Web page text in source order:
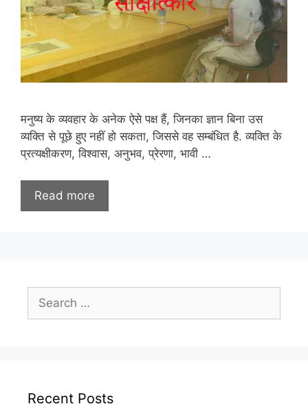
मनुष्य के व्यवहार के अनेक ऐसे पक्ष हैं, जिनका ज्ञान बिना उस
व्यक्ति से पूछे हुए नहीं हो सकता, जिससे वह सम्बंधित है. व्यक्ति के
प्रत्यक्षीकरण, विश्वास, अनुभव, प्रेरणा, भावी …
Read more
for:
Recent Posts